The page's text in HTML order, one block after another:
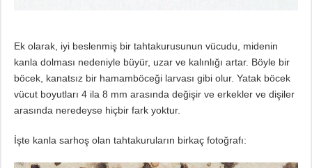
Ek olarak, iyi beslenmiş bir tahtakurusunun vücudu, midenin
kanla dolması nedeniyle büyür, uzar ve kalınlığı artar. Böyle bir
böcek, kanatsız bir hamamböceği larvası gibi olur. Yatak böcek
vücut boyutları 4 ila 8 mm arasında değişir ve erkekler ve dişiler
arasında neredeyse hiçbir fark yoktur.
İşte kanla sarhoş olan tahtakuruların birkaç fotoğrafı: